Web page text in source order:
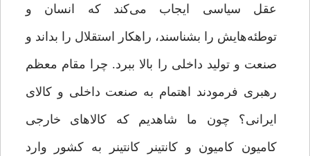
عقل سیاسی ایجاب می‌کند که انسان و
توطئه‌هایش را بشناسند، راهکار استقلال را بداند و
صنعت و تولید داخلی را بالا ببرد. چرا مقام معظم
رهبری فرمودند اهتمام به صنعت داخلی و کالای
ایرانی؟ چون ما شاهدیم که کالاهای خارجی
کامیون کامیون و کانتینر کانتینر به کشور وارد